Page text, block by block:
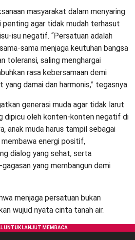
masyarakat dalam menyaring
penting agar tidak mudah terhasut
isu negatif. “Persatuan adalah
sama menjaga keutuhan bangsa
toleransi, saling menghargai
rasa kebersamaan demi
damai dan harmonis,” tegasnya.
generasi muda agar tidak larut
dipicu oleh konten-konten negatif di
anak muda harus tampil sebagai
energi positif,
dialog yang sehat, serta
yang membangun demi
menjaga persatuan bukan
wujud nyata cinta tanah air.